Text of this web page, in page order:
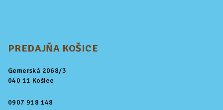
PREDAJŇA KOŠICE
Gemerská 2068/3
040 11 Košice
0907 918 148